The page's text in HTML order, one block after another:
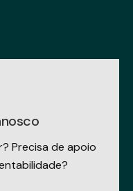
Precisa de apoio